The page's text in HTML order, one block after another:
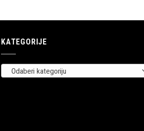
KATEGORIJE
Odaberi kategoriju